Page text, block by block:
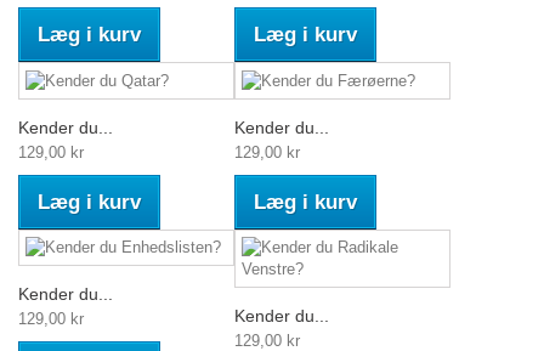
Læg i kurv Læg i kurv
Kender du...
129,00 kr
Læg i kurv
Kender du...
129,00 kr
Læg i kurv
Kender du...
129,00 kr Kender du...
129,00 kr